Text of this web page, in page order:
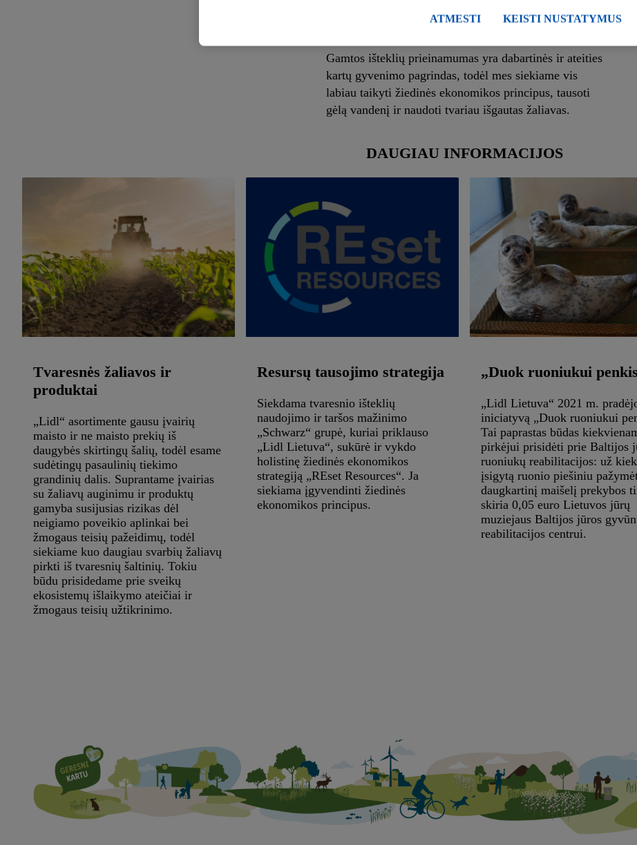
Gamtos išteklių prieinamumas yra dabartinės ir ateities
kartų gyvenimo pagrindas, todėl mes siekiame vis
labiau taikyti žiedinės ekonomikos principus, tausoti
gėlą vandenį ir naudoti tvariau išgautas žaliavas.
DAUGIAU INFORMACIJOS
Tvaresnės žaliavos ir
produktai
„Lidl“ asortimente gausu įvairių
maisto ir ne maisto prekių iš
daugybės skirtingų šalių, todėl esame
sudėtingų pasaulinių tiekimo
grandinių dalis. Suprantame įvairias
su žaliavų auginimu ir produktų
gamyba susijusias rizikas dėl
neigiamo poveikio aplinkai bei
žmogaus teisių pažeidimų, todėl
siekiame kuo daugiau svarbių žaliavų
pirkti iš tvaresnių šaltinių. Tokiu
būdu prisidedame prie sveikų
ekosistemų išlaikymo ateičiai ir
žmogaus teisių užtikrinimo.
Resursų tausojimo strategija
Siekdama tvaresnio išteklių
naudojimo ir taršos mažinimo
„Schwarz“ grupė, kuriai priklauso
„Lidl Lietuva“, sukūrė ir vykdo
holistinę žiedinės ekonomikos
strategiją „REset Resources“. Ja
siekiama įgyvendinti žiedinės
ekonomikos principus.
„Duok ruoniukui
„Lidl Lietuva“ 2021 m.
iniciatyvą „Duok ruoniukui
Tai paprastas būdas
pirkėjui prisidėti prie Baltijos
ruoniukų reabilitacijos: už
įsigytą ruonio piešiniu
daugkartinį maišelį prekybos
skiria 0,05 euro Lietuvos jūrų
muziejaus Baltijos jūros
reabilitacijos centrui.
ATMESTI KEISTI NUSTATYMUS